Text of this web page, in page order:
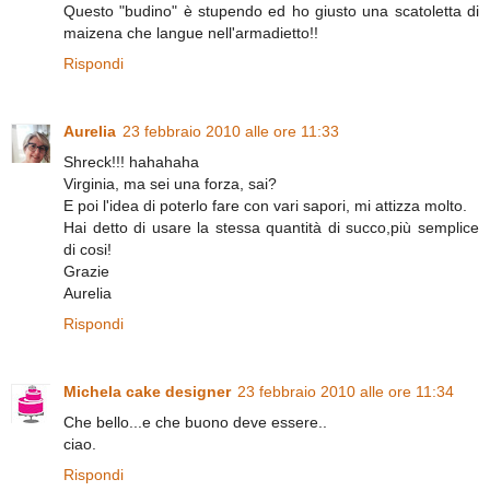
Questo "budino" è stupendo ed ho giusto una scatoletta di
maizena che langue nell'armadietto!!
Rispondi
Aurelia 23 febbraio 2010 alle ore 11:33
Shreck!!! hahahaha
Virginia, ma sei una forza, sai?
E poi l'idea di poterlo fare con vari sapori, mi attizza molto.
Hai detto di usare la stessa quantità di succo,più semplice
di cosi!
Grazie
Aurelia
Rispondi
Michela cake designer 23 febbraio 2010 alle ore 11:34
Che bello...e che buono deve essere..
ciao.
Rispondi